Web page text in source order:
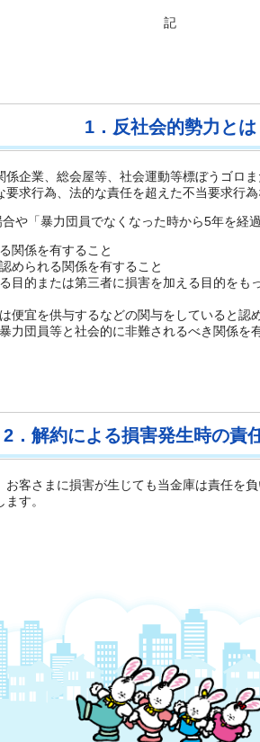
記
1．反社会的勢力とは
係企業、総会屋等、社会運動等標ぼうゴロ
求行為、法的な責任を超えた不当要求行
や「暴力団員でなくなった時から5年を経
関係を有すること
められる関係を有すること
目的または第三者に損害を加える目的を
便宜を供与するなどの関与をしていると認
力団員等と社会的に非難されるべき関係を
2．解約による損害発生時の責
客さまに損害が生じても当金庫は責任を
す。